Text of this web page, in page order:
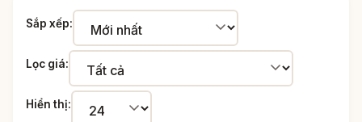
Sắp xếp:
Lọc giá:
Hiển thị: